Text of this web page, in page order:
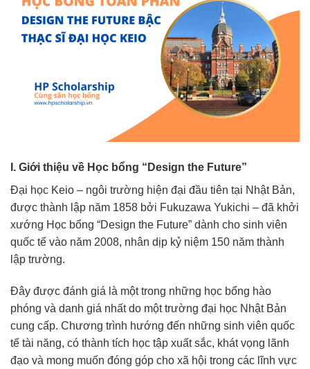
I. Giới thiệu về Học bổng “Design the Future”
Đại học Keio – ngôi trường hiện đại đầu tiên tại Nhật Bản,
được thành lập năm 1858 bởi Fukuzawa Yukichi – đã khởi
xướng Học bổng “Design the Future” dành cho sinh viên
quốc tế vào năm 2008, nhân dịp kỷ niệm 150 năm thành
lập trường.
Đây được đánh giá là một trong những học bổng hào
phóng và danh giá nhất do một trường đại học Nhật Bản
cung cấp. Chương trình hướng đến những sinh viên quốc
tế tài năng, có thành tích học tập xuất sắc, khát vọng lãnh
đạo và mong muốn đóng góp cho xã hội trong các lĩnh vực